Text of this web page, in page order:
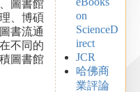
圖書館
、博碩
書流通
不同的
圖書館
on
ScienceD
irect
JCR
哈佛商
業評論